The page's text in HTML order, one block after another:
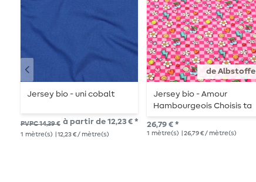
Jersey bio - uni cobalt
PVPC 14,39 € à partir de 12,23 € *
1 mètre(s) | 12,23 € / mètre(s)
de Albstoffe
Jersey bio - Amour
Hambourgeois Choisis ta
Vibe Be You Rose
26,79 € *
1 mètre(s) | 26,79 € / mètre(s)